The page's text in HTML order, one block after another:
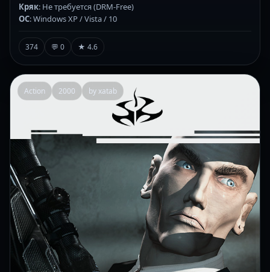
Кряк: Не требуется (DRM-Free)
ОС: Windows XP / Vista / 10
374 💬 0 ★ 4.6
Action 2000 by xatab